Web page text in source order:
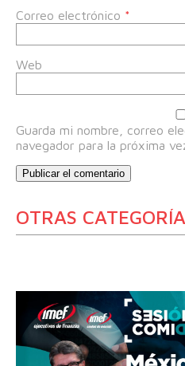
Correo electrónico *
Web
Guarda mi nombre, correo
navegador para la próxima
OTRAS